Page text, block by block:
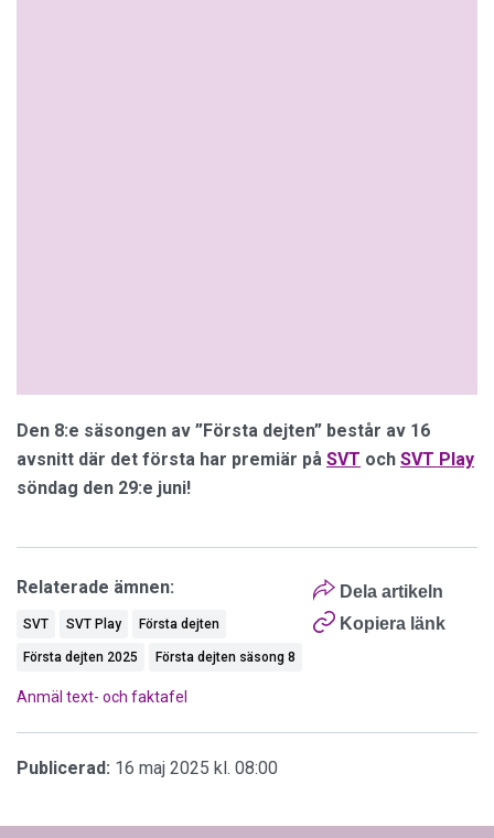
Den 8:e säsongen av ”Första dejten” består av 16
avsnitt där det första har premiär på SVT och SVT Play
söndag den 29:e juni!
Dela artikeln
Kopiera länk
Relaterade ämnen:
SVT SVT Play Första dejten
Första dejten 2025 Första dejten säsong 8
Anmäl text- och faktafel
Publicerad: 16 maj 2025 kl. 08:00